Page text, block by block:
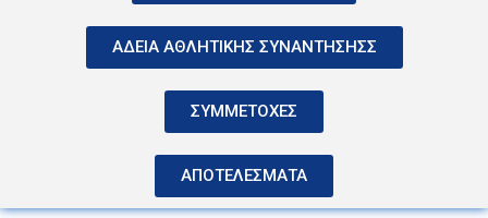
ΑΔΕΙΑ ΑΘΛΗΤΙΚΗΣ ΣΥΝΑΝΤΗΣΗΣΣ
ΣΥΜΜΕΤΟΧΕΣ
ΑΠΟΤΕΛΕΣΜΑΤΑ